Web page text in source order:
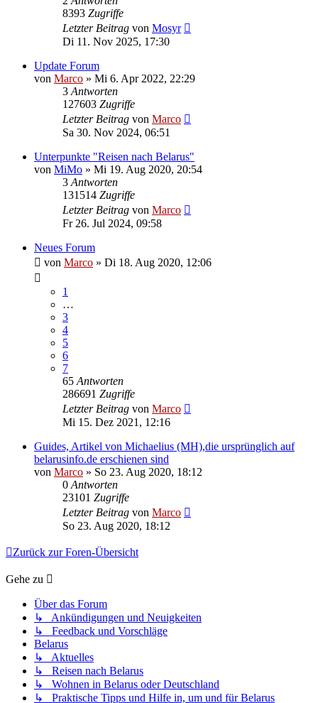
8393 Zugriffe
Letzter Beitrag von Mosyr
Di 11. Nov 2025, 17:30
Update Forum
von Marco » Mi 6. Apr 2022, 22:29
3 Antworten
127603 Zugriffe
Letzter Beitrag von Marco
Sa 30. Nov 2024, 06:51
Unterpunkte "Reisen nach Belarus"
von MiMo » Mi 19. Aug 2020, 20:54
3 Antworten
131514 Zugriffe
Letzter Beitrag von Marco
Fr 26. Jul 2024, 09:58
Neues Forum
von Marco » Di 18. Aug 2020, 12:06
1
…
3
4
5
6
7
65 Antworten
286691 Zugriffe
Letzter Beitrag von Marco
Mi 15. Dez 2021, 12:16
Guides, Artikel von Michaelius (MH),die ursprünglich auf
belarusinfo.de erschienen sind
von Marco » So 23. Aug 2020, 18:12
0 Antworten
23101 Zugriffe
Letzter Beitrag von Marco
So 23. Aug 2020, 18:12
Zurück zur Foren-Übersicht
Gehe zu
Über das Forum
↳ Ankündigungen und Neuigkeiten
↳ Feedback und Vorschläge
Belarus
↳ Aktuelles
↳ Reisen nach Belarus
↳ Wohnen in Belarus oder Deutschland
↳ Praktische Tipps und Hilfe in, um und für Belarus